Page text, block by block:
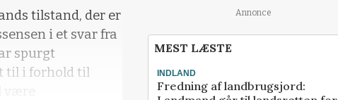
tilstand, der er
i et svar fra
spurgt
til i forhold til
Annonce
MEST LÆSTE
INDLAND
Fredning af landbrugsjord: